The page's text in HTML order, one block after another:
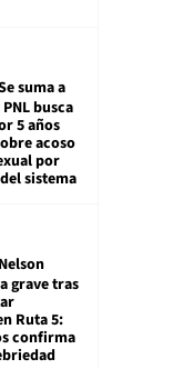
suma a
busca
5 años
acoso
por
sistema
Nelson
grave tras
Ruta 5:
confirma